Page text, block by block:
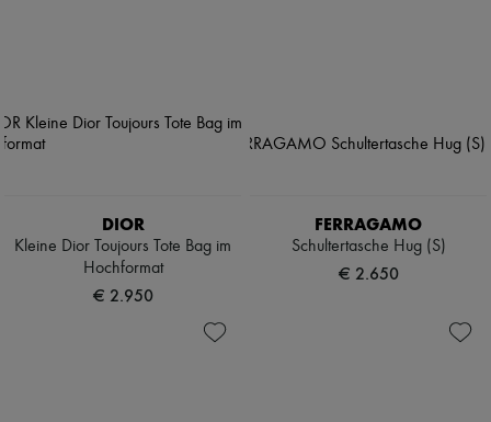
DIOR
Kleine Dior Toujours Tote Bag im
Hochformat
€ 2.950
FERRAGAMO
Schultertasche Hug (S)
€ 2.650